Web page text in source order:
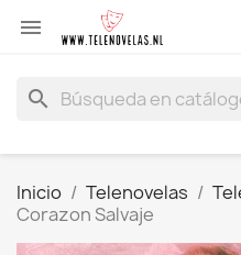

search
Inicio Telenovelas
Corazon Salvaje